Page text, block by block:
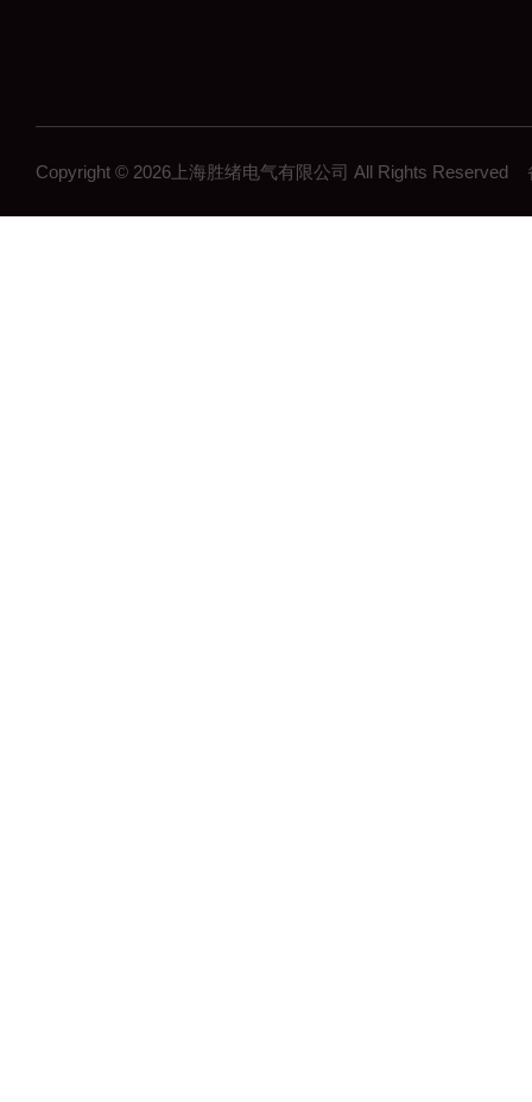
Copyright © 2026上海胜绪电气有限公司 All Rights Reserved